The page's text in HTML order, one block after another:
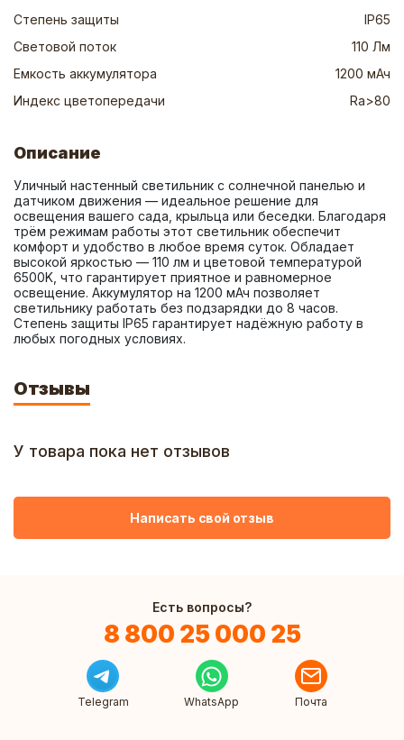
Степень защиты
IP65
Световой поток
110 Лм
Емкость аккумулятора
1200 мАч
Индекс цветопередачи
Ra>80
Описание
Уличный настенный светильник с солнечной панелью и
датчиком движения — идеальное решение для
освещения вашего сада, крыльца или беседки. Благодаря
трём режимам работы этот светильник обеспечит
комфорт и удобство в любое время суток. Обладает
высокой яркостью — 110 лм и цветовой температурой
6500K, что гарантирует приятное и равномерное
освещение. Аккумулятор на 1200 мАч позволяет
светильнику работать без подзарядки до 8 часов.
Степень защиты IP65 гарантирует надёжную работу в
любых погодных условиях.
Отзывы
У товара пока нет отзывов
Написать свой отзыв
Есть вопросы?
8 800 25 000 25
Telegram WhatsApp Почта